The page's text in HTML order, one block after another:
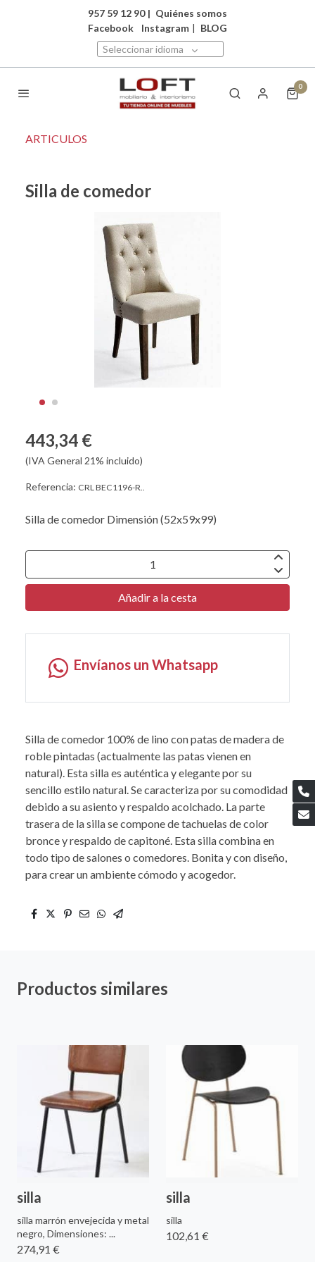
957 59 12 90 | Quiénes somos
Facebook
Instagram | BLOG
Seleccionar idioma
0
ARTICULOS
Silla de comedor
443,34 €
(IVA General 21% incluido)
Referencia: CRL BEC1196-R..
Silla de comedor Dimensión (52x59x99)
Añadir a la cesta
Envíanos un Whatsapp
Silla de comedor 100% de lino con patas de madera de
roble pintadas (actualmente las patas vienen en
natural). Esta silla es auténtica y elegante por su
sencillo estilo natural. Se caracteriza por su comodidad
debido a su asiento y respaldo acolchado. La parte
trasera de la silla se compone de tachuelas de color
bronce y respaldo de capitoné. Esta silla combina en
todo tipo de salones o comedores. Bonita y con diseño,
para crear un ambiente cómodo y acogedor.
Productos similares
silla
silla marrón envejecida y metal
negro, Dimensiones: ...
274,91 €
silla
silla
102,61 €